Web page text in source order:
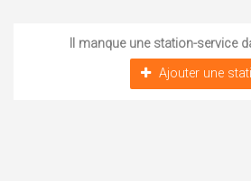
Il manque une station-service
Ajouter une